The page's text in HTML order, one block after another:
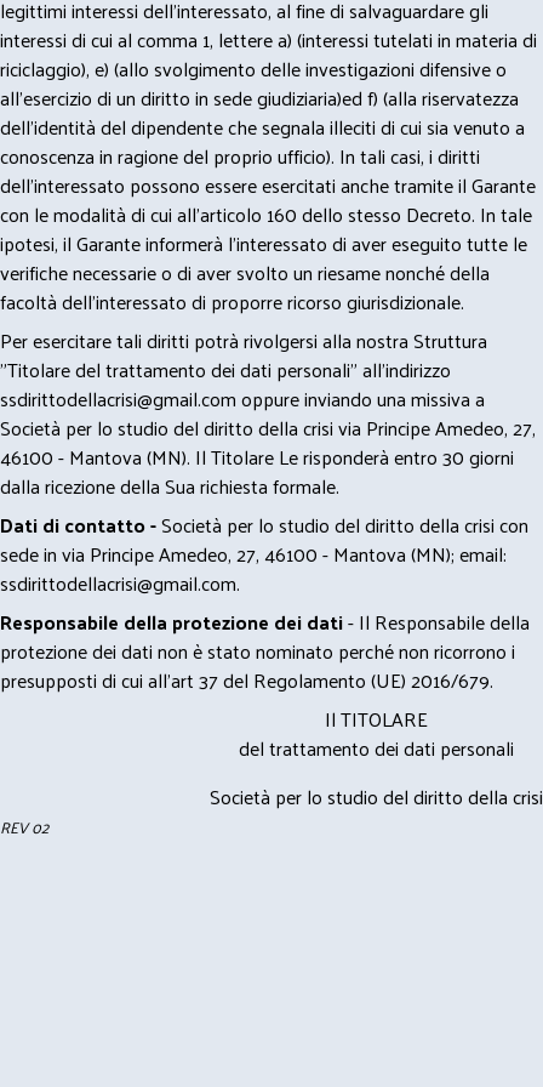
legittimi interessi dell’interessato, al fine di salvaguardare gli
interessi di cui al comma 1, lettere a) (interessi tutelati in materia di
riciclaggio), e) (allo svolgimento delle investigazioni difensive o
all’esercizio di un diritto in sede giudiziaria)ed f) (alla riservatezza
dell’identità del dipendente che segnala illeciti di cui sia venuto a
conoscenza in ragione del proprio ufficio). In tali casi, i diritti
dell’interessato possono essere esercitati anche tramite il Garante
con le modalità di cui all’articolo 160 dello stesso Decreto. In tale
ipotesi, il Garante informerà l’interessato di aver eseguito tutte le
verifiche necessarie o di aver svolto un riesame nonché della
facoltà dell’interessato di proporre ricorso giurisdizionale.
Per esercitare tali diritti potrà rivolgersi alla nostra Struttura
"Titolare del trattamento dei dati personali" all'indirizzo
ssdirittodellacrisi@gmail.comoppure inviando una missiva a
Società per lo studio del diritto della crisi via Principe Amedeo, 27,
46100 - Mantova (MN). Il Titolare Le risponderà entro 30 giorni
dalla ricezione della Sua richiesta formale.
Dati di contatto -Società per lo studio del diritto della crisi con
sede in via Principe Amedeo, 27, 46100 - Mantova (MN); email:
ssdirittodellacrisi@gmail.com.
Responsabile della protezione dei dati- Il Responsabile della
protezione dei dati non è stato nominato perché non ricorrono i
presupposti di cui all’art 37 del Regolamento (UE) 2016/679.
Il TITOLARE
del trattamento dei dati personali
Società per lo studio del diritto della crisi
REV 02